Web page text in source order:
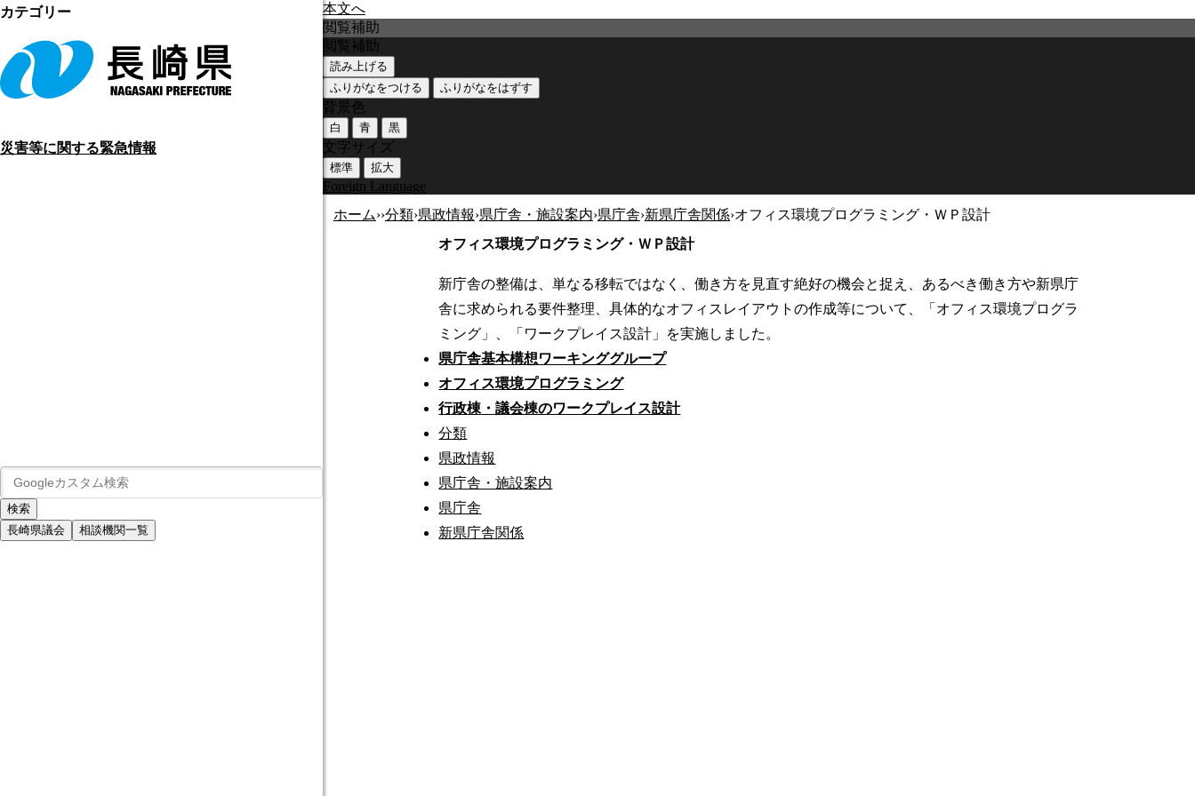
本文へ
災害等に関する緊急情報
長崎県議会 相談機関一覧
閲覧補助
閲覧補助
読み上げる
ふりがなをつける
ふりがなをはずす
背景色
白 青 黒
文字サイズ
標準 拡大
Foreign Language
ホーム››分類›県政情報›県庁舎・施設案内›県庁舎›新県庁舎関係›オフィス環境プログラミング・ＷＰ設計
オフィス環境プログラミング・ＷＰ設計
新庁舎の整備は、単なる移転ではなく、働き方を見直す絶好の機会と捉え、あるべき働き方や新県庁
舎に求められる要件整理、具体的なオフィスレイアウトの作成等について、「オフィス環境プログラ
ミング」、「ワークプレイス設計」を実施しました。
県庁舎基本構想ワーキンググループ
オフィス環境プログラミング
行政棟・議会棟のワークプレイス設計
カテゴリー
分類
県政情報
県庁舎・施設案内
県庁舎
新県庁舎関係